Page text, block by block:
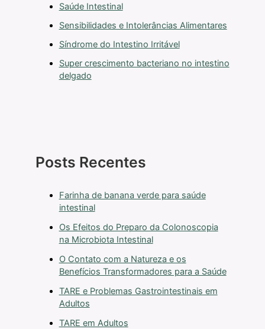
Saúde Intestinal
Sensibilidades e Intolerâncias Alimentares
Síndrome do Intestino Irritável
Super crescimento bacteriano no intestino
delgado
Posts Recentes
Farinha de banana verde para saúde
intestinal
Os Efeitos do Preparo da Colonoscopia
na Microbiota Intestinal
O Contato com a Natureza e os
Benefícios Transformadores para a Saúde
TARE e Problemas Gastrointestinais em
Adultos
TARE em Adultos